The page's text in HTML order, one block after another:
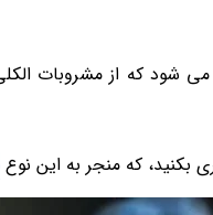
که از مشروبات
بکنید، که منجر به این نوع